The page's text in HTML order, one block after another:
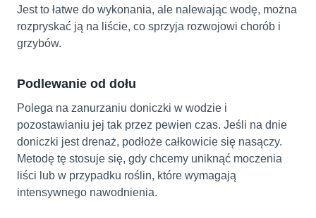
Jest to łatwe do wykonania, ale nalewając wodę, można
rozpryskać ją na liście, co sprzyja rozwojowi chorób i
grzybów.
Podlewanie od dołu
Polega na zanurzaniu doniczki w wodzie i
pozostawianiu jej tak przez pewien czas. Jeśli na dnie
doniczki jest drenaż, podłoże całkowicie się nasączy.
Metodę tę stosuje się, gdy chcemy uniknąć moczenia
liści lub w przypadku roślin, które wymagają
intensywnego nawodnienia.